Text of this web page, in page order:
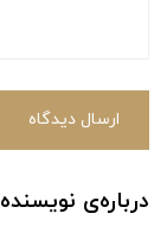
ارسال دیدگاه
درباره‌ی نویسنده